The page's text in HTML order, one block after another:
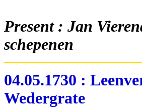
Present : Jan
schepenen
04.05.1730 :
Wedergrate